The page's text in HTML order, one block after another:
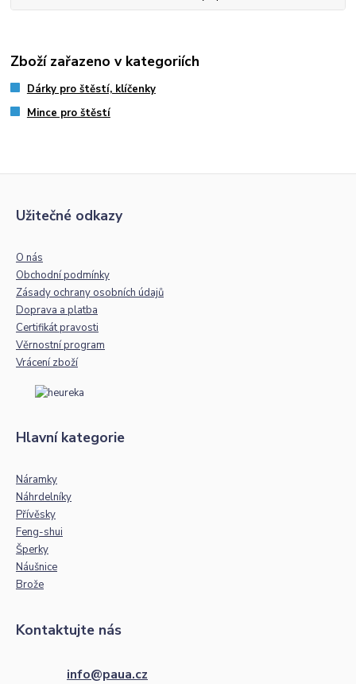
Zboží zařazeno v kategoriích
Dárky pro štěstí, klíčenky
Mince pro štěstí
Užitečné odkazy
O nás
Obchodní podmínky
Zásady ochrany osobních údajů
Doprava a platba
Certifikát pravosti
Věrnostní program
Vrácení zboží
Hlavní kategorie
Náramky
Náhrdelníky
Přívěsky
Feng-shui
Šperky
Náušnice
Brože
Kontaktujte nás
info@paua.cz